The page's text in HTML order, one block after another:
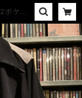
ポケ B